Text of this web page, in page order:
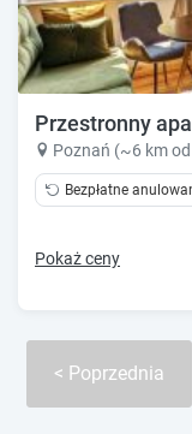
Przestronny
Poznań (~6 km
Bezpłatne
Pokaż ceny
Poprzednia